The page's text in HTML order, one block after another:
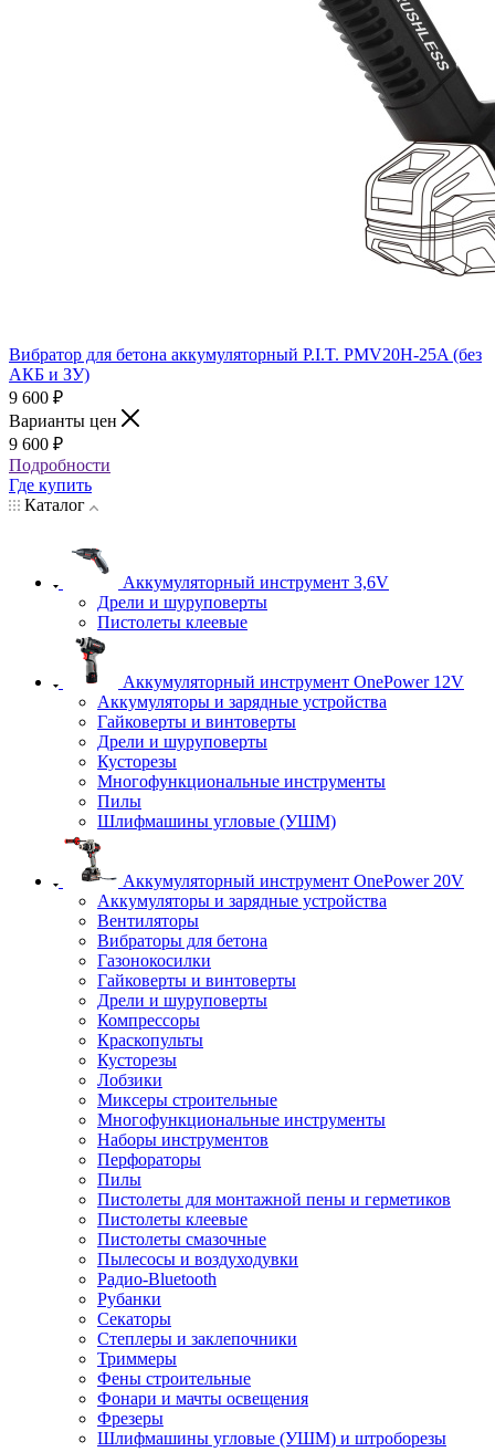
Вибратор для бетона аккумуляторный P.I.T. PMV20H-25A (без
АКБ и ЗУ)
9 600 ₽
Варианты цен
9 600 ₽
Подробности
Где купить
Каталог
Аккумуляторный инструмент 3,6V
Дрели и шуруповерты
Пистолеты клеевые
Аккумуляторный инструмент OnePower 12V
Аккумуляторы и зарядные устройства
Гайковерты и винтоверты
Дрели и шуруповерты
Кусторезы
Многофункциональные инструменты
Пилы
Шлифмашины угловые (УШМ)
Аккумуляторный инструмент OnePower 20V
Аккумуляторы и зарядные устройства
Вентиляторы
Вибраторы для бетона
Газонокосилки
Гайковерты и винтоверты
Дрели и шуруповерты
Компрессоры
Краскопульты
Кусторезы
Лобзики
Миксеры строительные
Многофункциональные инструменты
Наборы инструментов
Перфораторы
Пилы
Пистолеты для монтажной пены и герметиков
Пистолеты клеевые
Пистолеты смазочные
Пылесосы и воздуходувки
Радио-Bluetooth
Рубанки
Секаторы
Степлеры и заклепочники
Триммеры
Фены строительные
Фонари и мачты освещения
Фрезеры
Шлифмашины угловые (УШМ) и штроборезы